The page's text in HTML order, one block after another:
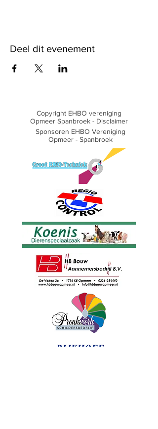
Deel dit evenement
Copyright EHBO vereniging
Opmeer Spanbroek - Disclaimer
Sponsoren EHBO Vereniging
Opmeer - Spanbroek